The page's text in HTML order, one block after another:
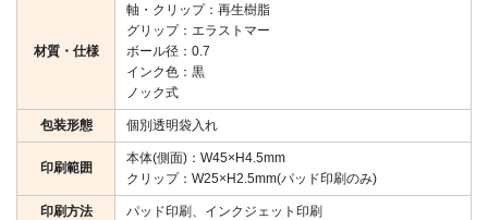
材質・仕様
軸・クリップ：再生樹脂
グリップ：エラストマー
ボール径：0.7
インク色：黒
ノック式
包装形態 個別透明袋入れ
印刷範囲
本体(側面)：W45×H4.5mm
クリップ：W25×H2.5mm(パッド印刷のみ)
印刷方法 パッド印刷、インクジェット印刷